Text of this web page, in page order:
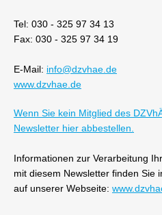
Tel: 030 - 325 97 34 13
Fax: 030 - 325 97 34 19
E-Mail: info@dzvhae.de
www.dzvhae.de
Wenn Sie kein Mitglied des
Newsletter hier abbestellen.
Informationen zur Verarbeitung
mit diesem Newsletter finden Sie
auf unserer Webseite: